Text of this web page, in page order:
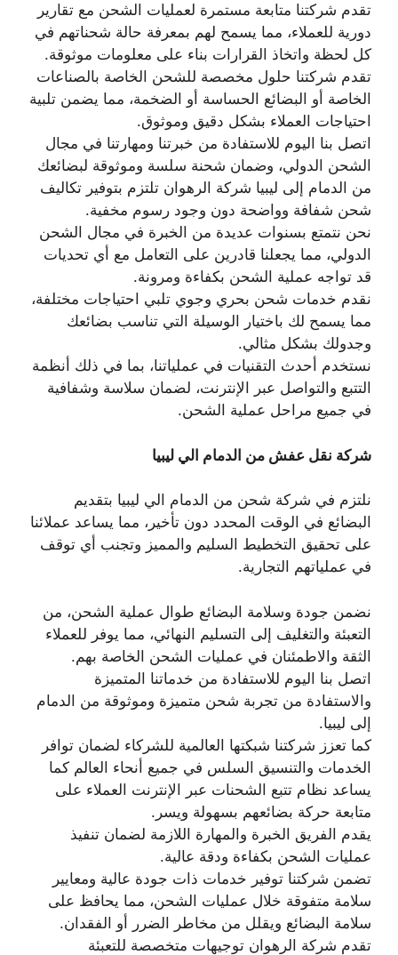
تقدم شركتنا متابعة مستمرة لعمليات الشحن مع تقارير
دورية للعملاء، مما يسمح لهم بمعرفة حالة شحناتهم في
كل لحظة واتخاذ القرارات بناء على معلومات موثوقة.
تقدم شركتنا حلول مخصصة للشحن الخاصة بالصناعات
الخاصة أو البضائع الحساسة أو الضخمة، مما يضمن تلبية
احتياجات العملاء بشكل دقيق وموثوق.
اتصل بنا اليوم للاستفادة من خبرتنا ومهارتنا في مجال
الشحن الدولي، وضمان شحنة سلسة وموثوقة لبضائعك
من الدمام إلى ليبيا شركة الرهوان تلتزم بتوفير تكاليف
شحن شفافة وواضحة دون وجود رسوم مخفية.
نحن نتمتع بسنوات عديدة من الخبرة في مجال الشحن
الدولي، مما يجعلنا قادرين على التعامل مع أي تحديات
قد تواجه عملية الشحن بكفاءة ومرونة.
نقدم خدمات شحن بحري وجوي تلبي احتياجات مختلفة،
مما يسمح لك باختيار الوسيلة التي تناسب بضائعك
وجدولك بشكل مثالي.
نستخدم أحدث التقنيات في عملياتنا، بما في ذلك أنظمة
التتبع والتواصل عبر الإنترنت، لضمان سلاسة وشفافية
في جميع مراحل عملية الشحن.
شركة نقل عفش من الدمام الي ليبيا
نلتزم في شركة شحن من الدمام الي ليبيا بتقديم
البضائع في الوقت المحدد دون تأخير، مما يساعد عملائنا
على تحقيق التخطيط السليم والمميز وتجنب أي توقف
في عملياتهم التجارية.
نضمن جودة وسلامة البضائع طوال عملية الشحن، من
التعبئة والتغليف إلى التسليم النهائي، مما يوفر للعملاء
الثقة والاطمئنان في عمليات الشحن الخاصة بهم.
اتصل بنا اليوم للاستفادة من خدماتنا المتميزة
والاستفادة من تجربة شحن متميزة وموثوقة من الدمام
إلى ليبيا.
كما تعزز شركتنا شبكتها العالمية للشركاء لضمان توافر
الخدمات والتنسيق السلس في جميع أنحاء العالم كما
يساعد نظام تتبع الشحنات عبر الإنترنت العملاء على
متابعة حركة بضائعهم بسهولة ويسر.
يقدم الفريق الخبرة والمهارة اللازمة لضمان تنفيذ
عمليات الشحن بكفاءة ودقة عالية.
تضمن شركتنا توفير خدمات ذات جودة عالية ومعايير
سلامة متفوقة خلال عمليات الشحن، مما يحافظ على
سلامة البضائع ويقلل من مخاطر الضرر أو الفقدان.
تقدم شركة الرهوان توجيهات متخصصة للتعبئة